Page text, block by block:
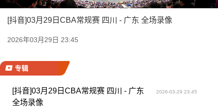
[抖音]03月29日CBA常规赛 四川 - 广东 全场录像
2026年03月29日 23:45
专辑
[抖音]03月29日CBA常规赛 四川 - 广东
全场录像
2026-03-29 23:45